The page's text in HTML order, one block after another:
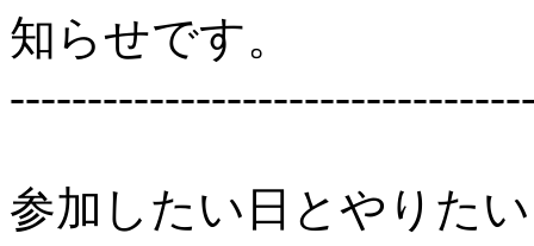
知らせです。
参加したい日とやりた